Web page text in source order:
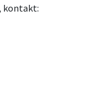
kontakt: